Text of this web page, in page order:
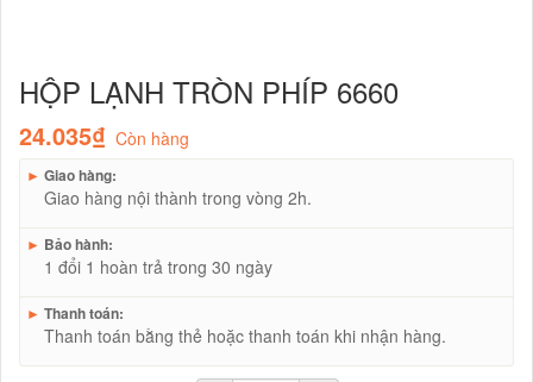
HỘP LẠNH TRÒN PHÍP 6660
24.035₫ Còn hàng
► Giao hàng:
Giao hàng nội thành trong vòng 2h.
► Bảo hành:
1 đổi 1 hoàn trả trong 30 ngày
► Thanh toán:
Thanh toán bằng thẻ hoặc thanh toán khi nhận hàng.